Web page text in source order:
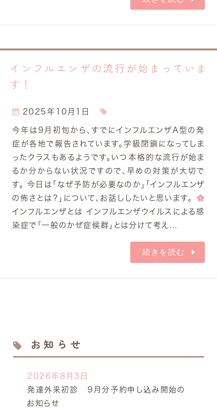
インフルエンザの流行が始まっていま
す！
2025年10月1日
今年は9月初旬から、すでにインフルエンザA型の発
症が各地で報告されています。学級閉鎖になってしま
ったクラスもあるようです。いつ本格的な流行が始ま
るか分からない状況ですので、早めの対策が大切で
す。 今日は「なぜ予防が必要なのか」「インフルエンザ
の怖さとは？」について、お話ししたいと思います。
インフルエンザとは インフルエンザウイルスによる感
染症で「一般のかぜ症候群」とは分けて考え...
続きを読む
お知らせ
2026年8月3日
発達外来初診 ９月分予約申し込み開始の
お知らせ